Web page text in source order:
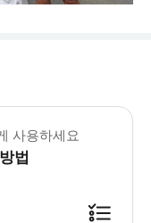
사용하세요
법